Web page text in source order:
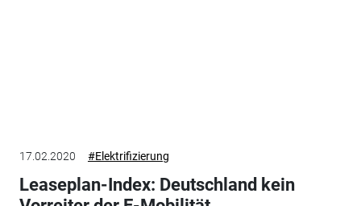
17.02.2020 #Elektrifizierung
Leaseplan-Index: Deutschland kein